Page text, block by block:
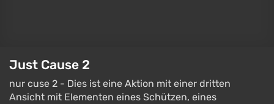
Just Cause 2
nur cuse 2 - Dies ist eine Aktion mit einer dritten
Ansicht mit Elementen eines Schützen, eines